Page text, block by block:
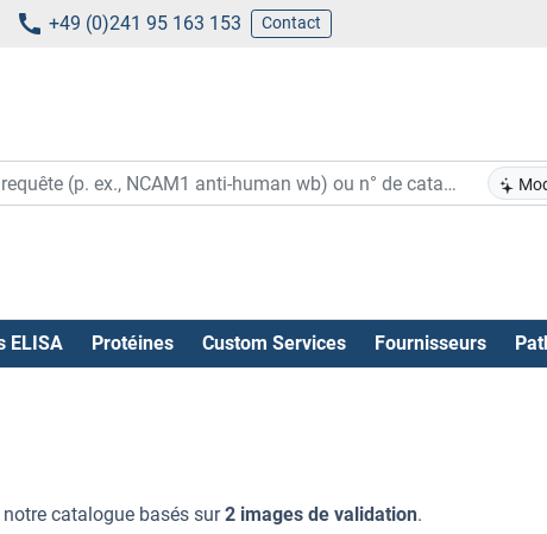
+49 (0)241 95 163 153 Contact
ELISA Protéines Custom Services Fournisseurs
notre catalogue basés sur2 images de validation.